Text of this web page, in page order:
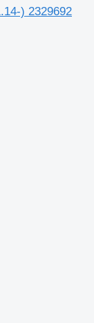
) 2329692